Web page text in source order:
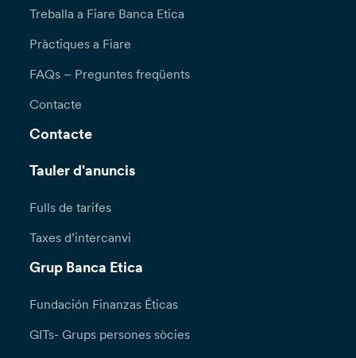
Treballa a Fiare Banca Etica
Pràctiques a Fiare
FAQs – Preguntes freqüents
Contacte
Contacte
Tauler d'anuncis
Fulls de tarifes
Taxes d’intercanvi
Grup Banca Etica
Fundación Finanzas Éticas
GITs- Grups persones sòcies